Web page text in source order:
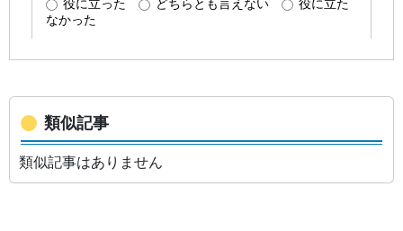
類似記事
類似記事はありません